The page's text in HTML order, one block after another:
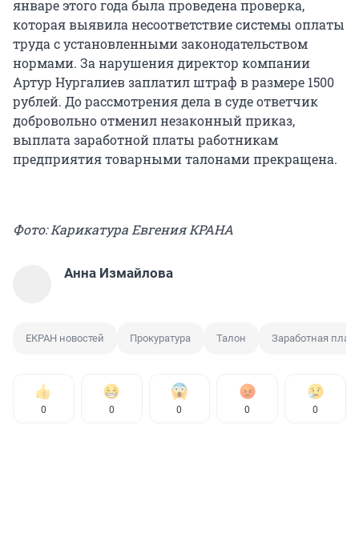
январе этого года была проведена проверка,
которая выявила несоответствие системы оплаты
труда с установленными законодательством
нормами. За нарушения директор компании
Артур Нургалиев заплатил штраф в размере 1500
рублей. До рассмотрения дела в суде ответчик
добровольно отменил незаконный приказ,
выплата заработной платы работникам
предприятия товарными талонами прекращена.
Фото: Карикатура Евгения КРАНА
Анна Измайлова
ЕКРАН новостей Прокуратура Талон Заработная плата
0 0 0 0 0